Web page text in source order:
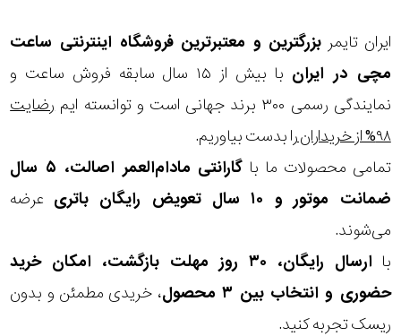
ایران تایمر بزرگترین و معتبرترین فروشگاه اینترنتی ساعت
مچی در ایران
با بیش از ۱۵ سال سابقه فروش ساعت و
نمایندگی رسمی ۳۰۰ برند جهانی است و توانسته ایم
رضایت
۹۸% از خریداران
را بدست بیاوریم.
تمامی محصولات ما با
گارانتی مادام‌العمر اصالت، ۵ سال
ضمانت موتور و ۱۰ سال تعویض رایگان باتری
عرضه
می‌شوند.
با
ارسال رایگان، ۳۰ روز مهلت بازگشت، امکان خرید
حضوری و انتخاب بین ۳ محصول
، خریدی مطمئن و بدون
ریسک تجربه کنید.
در
برابر
آب
شکل
قاب
ویژگی